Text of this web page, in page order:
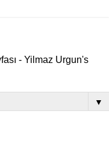
- Yilmaz Urgun's
▼